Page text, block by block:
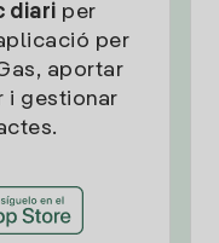
diari per
per
aportar
i gestionar